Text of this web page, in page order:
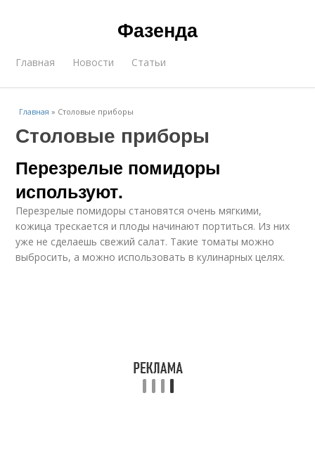
Фазенда
Главная Новости Статьи
Главная » Столовые приборы
Столовые приборы
Перезрелые помидоры
используют.
Перезрелые помидоры становятся очень мягкими,
кожица трескается и плоды начинают портиться. Из них
уже не сделаешь свежий салат. Такие томаты можно
выбросить, а можно использовать в кулинарных целях.